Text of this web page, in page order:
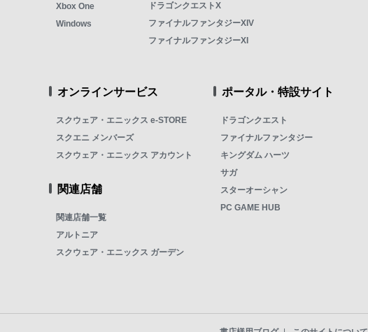
Xbox One
Windows
ドラゴンクエストX
ファイナルファンタジーXIV
ファイナルファンタジーXI
オンラインサービス
スクウェア・エニックス e-STORE
スクエニ メンバーズ
スクウェア・エニックス アカウント
関連店舗
関連店舗一覧
アルトニア
スクウェア・エニックス ガーデン
ポータル・特設サイト
ドラゴンクエスト
ファイナルファンタジー
キングダム ハーツ
サガ
スターオーシャン
PC GAME HUB